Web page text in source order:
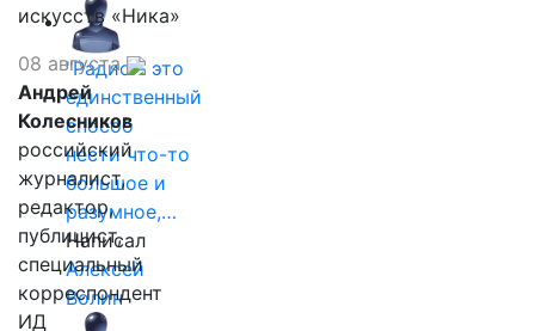
"Радио - это
единственный
способ
нести что-то
большое и
разумное,…
Написал
Алексей
Волин
искусств «Ника»
08 августа
Андрей
Колесников
российский
журналист,
редактор,
публицист,
специальный
корреспондент
ИД